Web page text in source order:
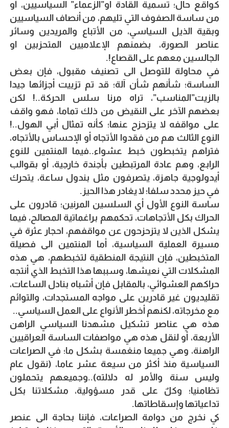
كواقع حال؛ تسمية القادة او”الزعماء” السياسيين، أو
من ساسة الصفوف التي تليهم، من أنصاف السياسيين
وبقية الذيل السياسي، من الأتباع والمريدين وسائر
عناصر الصورة، بضمنهم الإعلاميين المتحزبين او
الجالسين معهم على القصاع!.
في محاولة للتوصل الى تصنيف مقبول، فإن بعض
الساسة؛ شأنهم شأن آلة؛ قد تم تزييت أجزائها جيدا
بالزيت”المناسب”، تراه مرنا سلس الحركة..! لكن
بعضهم الآخر على النقيض من ذلك تماما، فهو واقف
على مواقفه لا يتزحزح عنها؛ كأنه تمثال أبي الهول..!
النوع الثالث هم من فقدوا الأتجاه أو الإحساس بالأتجاه،
فتراهم يتخبطون خبط عشواء..فيما المنتمين للنوع
الرابع، وهم عادة المرتبطين بأجندة خارجية، أو بقوالب
أيدولوجية جاهزة، يتصرفون مثل بندول ساعة، يتحرك
في حيز محدد سلفا؛ لا يغادر هذا الحيز.
ساسة النوع الأول أي السلسين المرنين؛ قادرون على
الحراك بكل الأتجاهات، تحكمهم براغماتية المصالح، فيما
يشكل الذين لا يتزحزحون عن مواقفهم، احجار عثرة في
مسيرة العملية السياسية، أما المنتمين الى فصيلة
المتخبطين، فإن النتيجة المنطقية لتخبطهم، هي هذه
المشكلات التي نعيشها، وسببها هذا التخبط الذي أنتجه
حراكهم العشوائي، بالمقابل فإن أشباه بنادل الساعات،
تقليديون غير قادرين على مواجه المستجدات، والتوائم
مع مخرجاته، لكنهم أخطر الأنواع على العمل السياسي..
هذه هي عناصر تشكيل مشهدنا السياسي الراهن
الأربعة، أو لنقل هذه هي مواصفات الساسة العراقيين
الراهنة، وهي جميعا منغمسة بشكل ما؛ في الصراعات
السياسية منذ أكثر من سيعة عشر عاما، (نقول عام
وليس سنة والأمر له دلالته)..وجميعهم يتحملون
تظامنيا؛ وكلٌ على قدر مسؤولية، مشكلاتنا بكل
تداعياتها وإسقاطاتها.
كي نخرج من دوامة الصراعات، فإننا بحاجة الى عنصر